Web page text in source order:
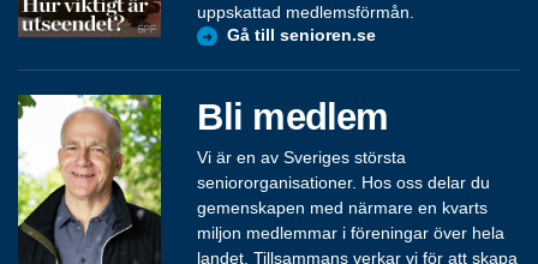
uppskattad medlemsförmån.
Gå till senioren.se
Bli medlem
Vi är en av Sveriges största
seniororganisationer. Hos oss delar du
gemenskapen med närmare en kvarts
miljon medlemmar i föreningar över hela
landet. Tillsammans verkar vi för att skapa